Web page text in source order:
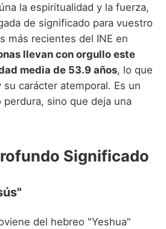
niño que empiezan por K
niño que empiezan por L
niño que empiezan por M
niño que empiezan por N
niño que empiezan por O
niño que empiezan por Q
niño que empiezan por S
niño que empiezan por T
de Niño Gallegos
de Niño Madrileños
de Niño Murcianos
de Niño Navarros
de Niño Riojanos
de Niño Vascos
de Niño Italianos
de Niño Japoneses
de Niño Judíos
de Niño Marroquíes
de Niño Rusos
la espiritualidad y la fuerza,
de significado para vuestro
más recientes del INE en
llevan con orgullo este
media de 53.9 años, lo que
su carácter atemporal. Es un
sino que deja una
Significado
del hebreo "Yeshua"